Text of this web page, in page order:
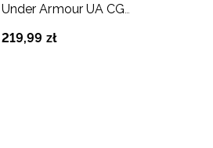
Under Armour UA CG
219,99 zł